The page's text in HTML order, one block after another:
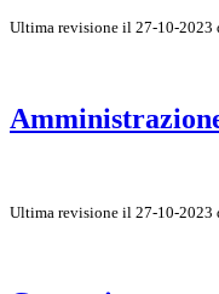
Ultima revisione il 27-10-2023
Ultima revisione il 27-10-2023